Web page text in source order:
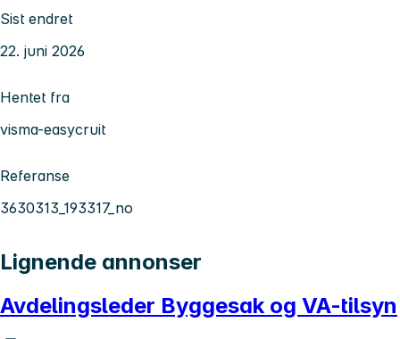
Sist endret
22. juni 2026
Hentet fra
visma-easycruit
Referanse
3630313_193317_no
Lignende annonser
Avdelingsleder Byggesak og VA-tilsyn